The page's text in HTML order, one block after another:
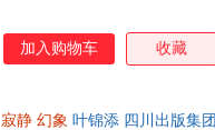
加入购物车 收藏
寂静 幻象 叶锦添 四川出版集